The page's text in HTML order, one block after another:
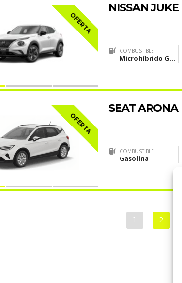
OFERTA
NISSAN JUKE
COMBUSTIBLE
Microhíbrido Gasolina (MHEV)
OFERTA
SEAT ARONA
COMBUSTIBLE
Gasolina
1 2